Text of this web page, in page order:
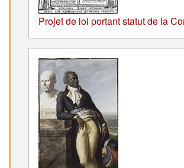
Projet de loi portant statut de la